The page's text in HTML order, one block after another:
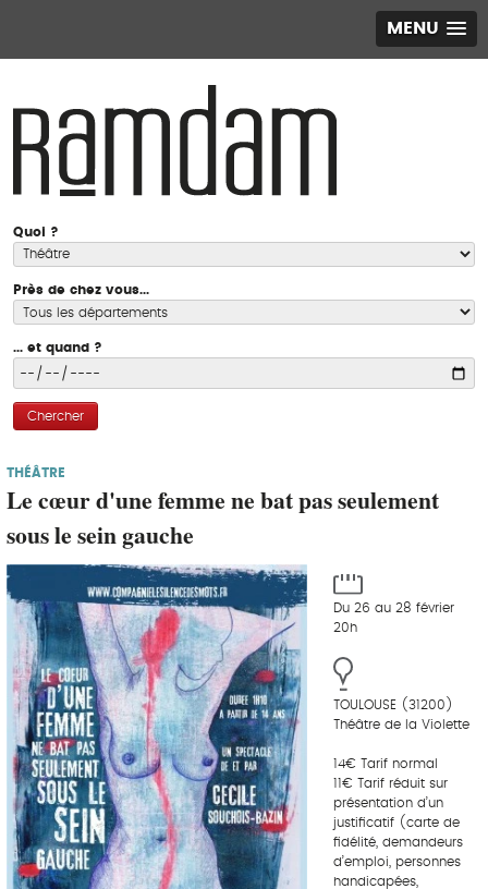
MENU
Quoi ?
Près de chez vous...
... et quand ?
Chercher
THÉÂTRE
Le cœur d'une femme ne bat pas seulement
sous le sein gauche
Du 26 au 28 février
20h
TOULOUSE (31200)
Théâtre de la Violette
14€ Tarif normal
11€ Tarif réduit sur
présentation d’un
justificatif (carte de
fidélité, demandeurs
d’emploi, personnes
handicapées,